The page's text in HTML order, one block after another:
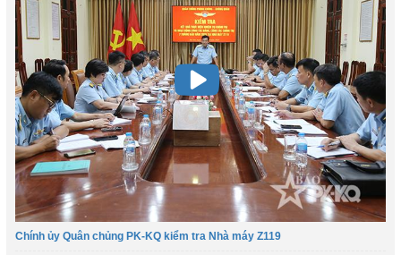
Chính ủy Quân chủng PK-KQ kiểm tra Nhà máy Z119